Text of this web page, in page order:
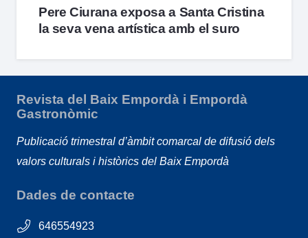
Pere Ciurana exposa a Santa Cristina
la seva vena artística amb el suro
Revista del Baix Empordà i Empordà
Gastronòmic
Publicació trimestral d’àmbit comarcal de difusió dels
valors culturals i històrics del Baix Empordà
Dades de contacte
646554923